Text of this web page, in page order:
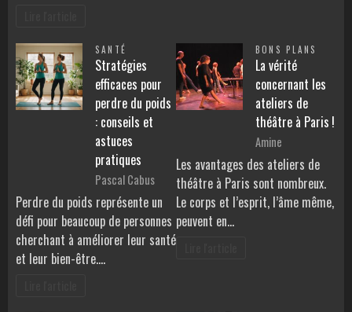
SANTÉ
Stratégies
efficaces pour
perdre du poids
: conseils et
astuces
pratiques
Pascal Cabus
Perdre du poids représente un
défi pour beaucoup de personnes
cherchant à améliorer leur santé
et leur bien-être.…
BONS PLANS
La vérité
concernant les
ateliers de
théâtre à Paris !
Amine
Les avantages des ateliers de
théâtre à Paris sont nombreux.
Le corps et l’esprit, l’âme même,
peuvent en…